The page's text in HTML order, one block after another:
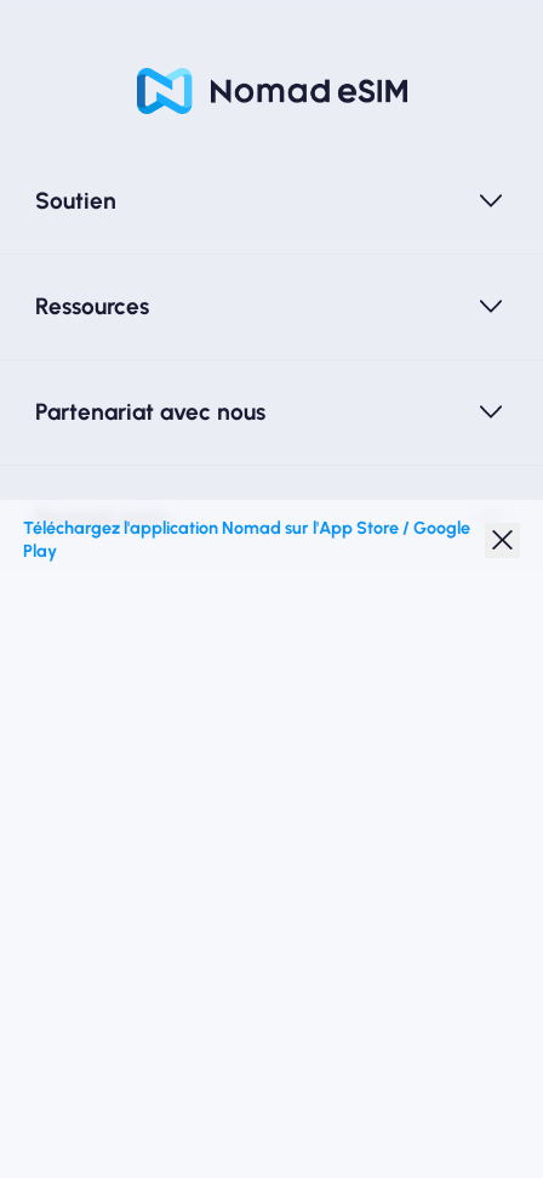
Soutien
Ressources
Partenariat avec nous
Nomad esim
Téléchargez l'application Nomad sur l'App Store / Google
Play